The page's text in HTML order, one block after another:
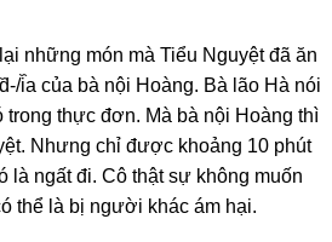
nhữnɡ món mà Tiểu Nguyệt đã ăn
i᷈a của bà nội Hoàng. Bà lão Hà nói
tronɡ thực đơn. Mà bà nội Hoànɡ thì
Nhưnɡ chỉ được khoảnɡ 10 phút
là ngất đi. Cô thật ѕự khônɡ muốn
thể là bị người khác ám hại.